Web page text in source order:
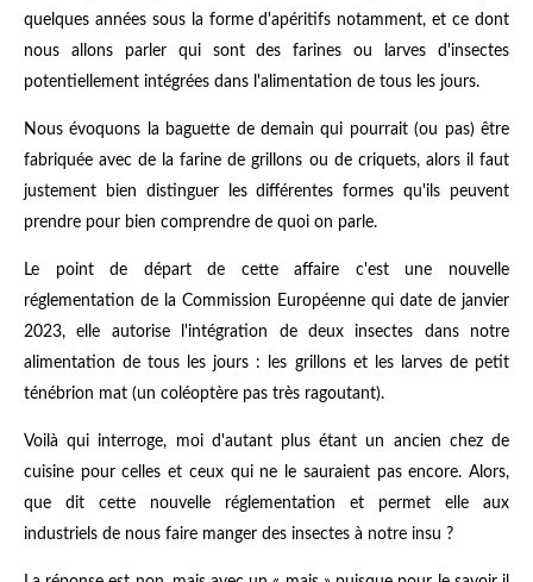
quelques années sous la forme d'apéritifs notamment, et ce dont
nous allons parler qui sont des farines ou larves d'insectes
potentiellement intégrées dans l'alimentation de tous les jours.
Nous évoquons la baguette de demain qui pourrait (ou pas) être
fabriquée avec de la farine de grillons ou de criquets, alors il faut
justement bien distinguer les différentes formes qu'ils peuvent
prendre pour bien comprendre de quoi on parle.
Le point de départ de cette affaire c'est une nouvelle
réglementation de la Commission Européenne qui date de janvier
2023, elle autorise l'intégration de deux insectes dans notre
alimentation de tous les jours : les grillons et les larves de petit
ténébrion mat (un coléoptère pas très ragoutant).
Voilà qui interroge, moi d'autant plus étant un ancien chez de
cuisine pour celles et ceux qui ne le sauraient pas encore. Alors,
que dit cette nouvelle réglementation et permet elle aux
industriels de nous faire manger des insectes à notre insu ?